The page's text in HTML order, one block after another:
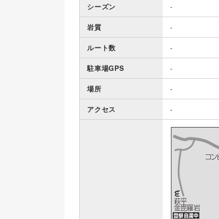
シーズン -
岩質 -
ルート数 -
駐車場GPS -
場所 -
アクセス -